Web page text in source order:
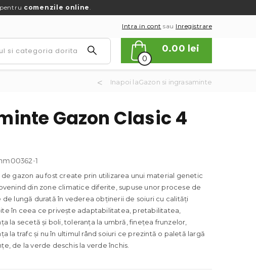
comenzile online.
Intra in cont sau Inregistrare
0
0.00 lei
Inapoi laGazon si ingrasaminte
Gazon Clasic 4
1
de gazon au fost create prin utilizarea unui material genetic
din zone climatice diferite, supuse unor procese de
de lungă durată în vederea obținerii de soiuri cu calități
în ceea ce privește adaptabilitatea, pretabilitatea,
la secetă și boli, toleranța la umbră, finețea frunzelor,
la trafc și nu în ultimul rând soiuri ce prezintă o paletă largă
de la verde deschis la verde închis.